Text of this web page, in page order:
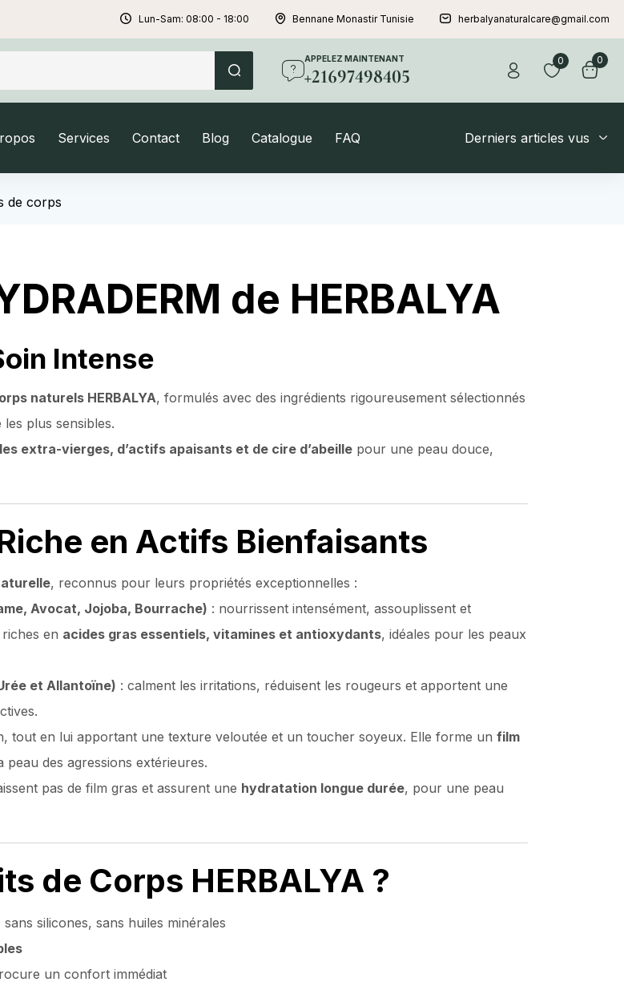
Lun-Sam: 08:00 - 18:00 Bennane Monastir Tunisie herbalyanaturalcare@gmail.com
APPELEZ MAINTENANT
+21697498405
0 0
Services Contact Blog Catalogue FAQ Derniers articles vus
de corps
de HERBALYA
Intense
naturels HERBALYA, formulés avec des ingrédients rigoureusement sélectionnés
plus sensibles.
extra-vierges, d’actifs apaisants et de cire d’abeille pour une peau douce,
en Actifs Bienfaisants
, reconnus pour leurs propriétés exceptionnelles :
Avocat, Jojoba, Bourrache) : nourrissent intensément, assouplissent et
en acides gras essentiels, vitamines et antioxydants, idéales pour les peaux
et Allantoïne) : calment les irritations, réduisent les rougeurs et apportent une
tout en lui apportant une texture veloutée et un toucher soyeux. Elle forme unfilm
peau des agressions extérieures.
pas de film gras et assurent une hydratation longue durée, pour une peau
de Corps HERBALYA ?
silicones, sans huiles minérales
un confort immédiat